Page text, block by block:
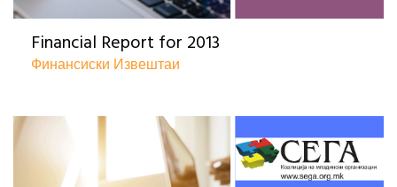
Financial Report for 2013
Финансиски Извештаи